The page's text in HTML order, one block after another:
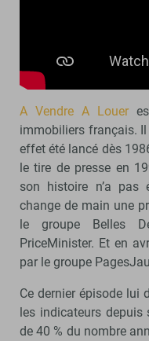
A Vendre A Louer
immobiliers français.
effet été lancé dès
le tire de presse en
son histoire n’a
change de main une
le groupe Belles
PriceMinister. Et en
par le groupe
Ce dernier épisode lui
les indicateurs
de 40 % du nombre